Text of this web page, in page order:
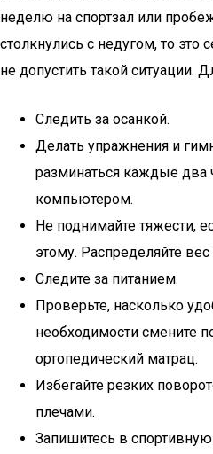
неделю на спортзал или
столкнулись с недугом, то это
не допустить такой ситуации.
Следить за осанкой.
Делать упражнения и
разминаться каждые два
компьютером.
Не поднимайте тяжести,
этому. Распределяйте
Следите за питанием.
Проверьте, насколько
необходимости смените
ортопедический матрац.
Избегайте резких
плечами.
Запишитесь в